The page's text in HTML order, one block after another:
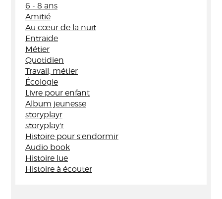
6 - 8 ans
Amitié
Au cœur de la nuit
Entraide
Métier
Quotidien
Travail, métier
Écologie
Livre pour enfant
Album jeunesse
storyplayr
storyplay'r
Histoire pour s'endormir
Audio book
Histoire lue
Histoire à écouter